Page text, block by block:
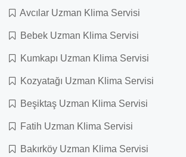
Avcılar Uzman Klima Servisi
Bebek Uzman Klima Servisi
Kumkapı Uzman Klima Servisi
Kozyatağı Uzman Klima Servisi
Beşiktaş Uzman Klima Servisi
Fatih Uzman Klima Servisi
Bakırköy Uzman Klima Servisi